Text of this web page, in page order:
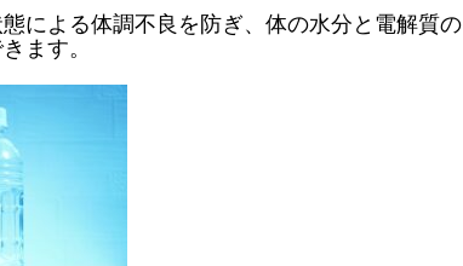
による体調不良を防ぎ、体の水分と電解質の
ます。